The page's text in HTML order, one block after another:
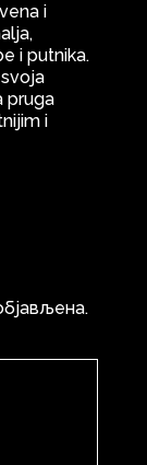
i
i putnika.
pruga
i